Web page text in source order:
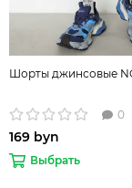
Шорты джинсовые
0
169 byn
Выбрать